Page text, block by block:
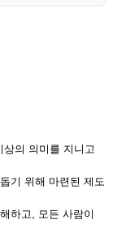
의 의미를 지니고
기 위해 마련된 제도
하고, 모든 사람이